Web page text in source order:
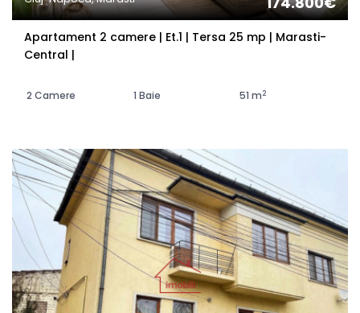
Apartament 2 camere | Et.1 | Tersa 25 mp | Marasti-
Central |
2 Camere 1 Baie 51 m2